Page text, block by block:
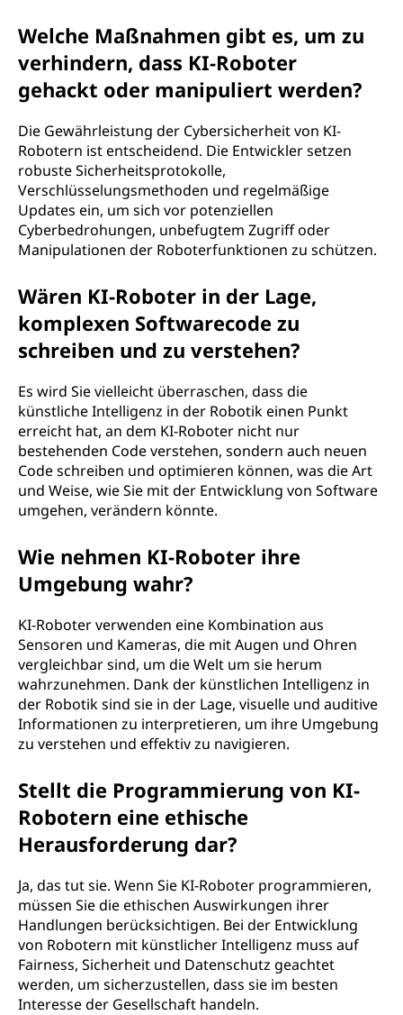
Welche Maßnahmen gibt es, um zu
verhindern, dass KI-Roboter
gehackt oder manipuliert werden?
Die Gewährleistung der Cybersicherheit von KI-
Robotern ist entscheidend. Die Entwickler setzen
robuste Sicherheitsprotokolle,
Verschlüsselungsmethoden und regelmäßige
Updates ein, um sich vor potenziellen
Cyberbedrohungen, unbefugtem Zugriff oder
Manipulationen der Roboterfunktionen zu schützen.
Wären KI-Roboter in der Lage,
komplexen Softwarecode zu
schreiben und zu verstehen?
Es wird Sie vielleicht überraschen, dass die
künstliche Intelligenz in der Robotik einen Punkt
erreicht hat, an dem KI-Roboter nicht nur
bestehenden Code verstehen, sondern auch neuen
Code schreiben und optimieren können, was die Art
und Weise, wie Sie mit der Entwicklung von Software
umgehen, verändern könnte.
Wie nehmen KI-Roboter ihre
Umgebung wahr?
KI-Roboter verwenden eine Kombination aus
Sensoren und Kameras, die mit Augen und Ohren
vergleichbar sind, um die Welt um sie herum
wahrzunehmen. Dank der künstlichen Intelligenz in
der Robotik sind sie in der Lage, visuelle und auditive
Informationen zu interpretieren, um ihre Umgebung
zu verstehen und effektiv zu navigieren.
Stellt die Programmierung von KI-
Robotern eine ethische
Herausforderung dar?
Ja, das tut sie. Wenn Sie KI-Roboter programmieren,
müssen Sie die ethischen Auswirkungen ihrer
Handlungen berücksichtigen. Bei der Entwicklung
von Robotern mit künstlicher Intelligenz muss auf
Fairness, Sicherheit und Datenschutz geachtet
werden, um sicherzustellen, dass sie im besten
Interesse der Gesellschaft handeln.